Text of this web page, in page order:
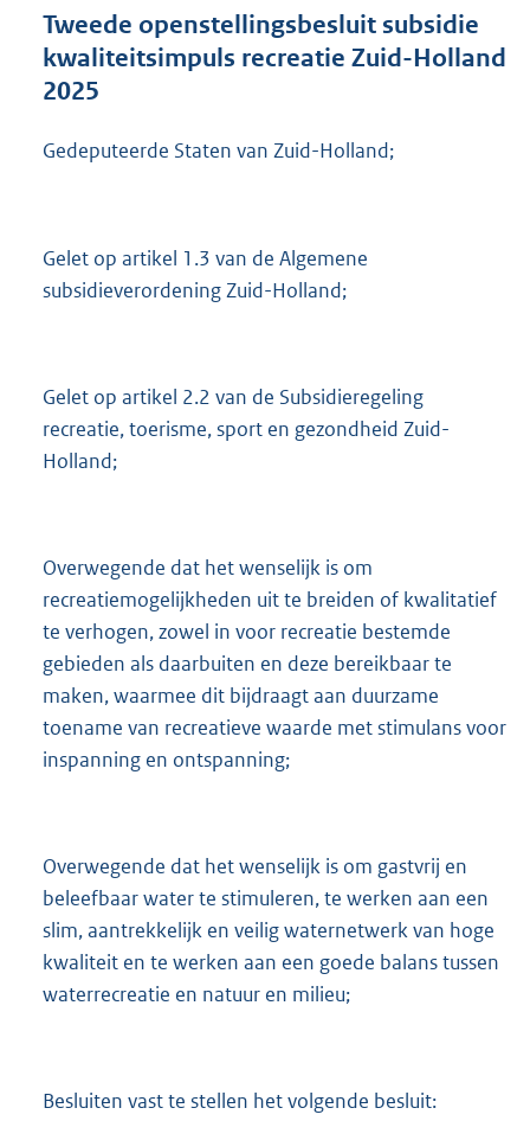
r
o
e
K
b
Tweede openstellingsbesluit subsidie
kwaliteitsimpuls recreatie Zuid-Holland
2025
Gedeputeerde Staten van Zuid-Holland;
Gelet op artikel 1.3 van de Algemene
subsidieverordening Zuid-Holland;
Gelet op artikel 2.2 van de Subsidieregeling
recreatie, toerisme, sport en gezondheid Zuid-
Holland;
Overwegende dat het wenselijk is om
recreatiemogelijkheden uit te breiden of kwalitatief
te verhogen, zowel in voor recreatie bestemde
gebieden als daarbuiten en deze bereikbaar te
maken, waarmee dit bijdraagt aan duurzame
toename van recreatieve waarde met stimulans voor
inspanning en ontspanning;
Overwegende dat het wenselijk is om gastvrij en
beleefbaar water te stimuleren, te werken aan een
slim, aantrekkelijk en veilig waternetwerk van hoge
kwaliteit en te werken aan een goede balans tussen
waterrecreatie en natuur en milieu;
Besluiten vast te stellen het volgende besluit: